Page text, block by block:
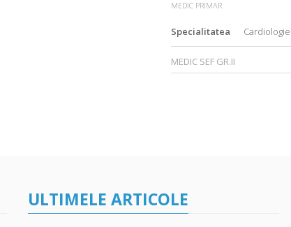
MEDIC PRIMAR
Specialitatea Cardiologie
MEDIC SEF GR.II
ULTIMELE ARTICOLE